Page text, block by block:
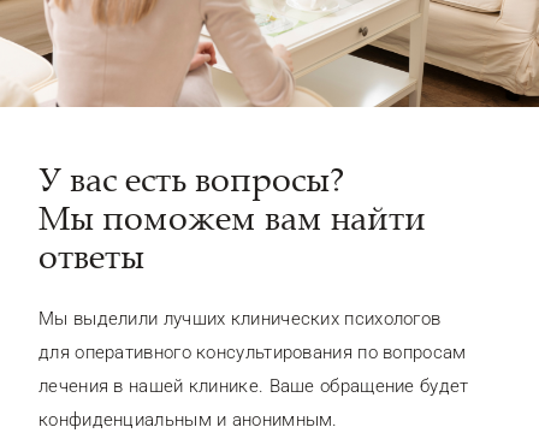
У вас есть вопросы?
Мы поможем вам найти
ответы
Мы выделили лучших клинических психологов
для оперативного консультирования по вопросам
лечения в нашей клинике. Ваше обращение будет
конфиденциальным и анонимным.